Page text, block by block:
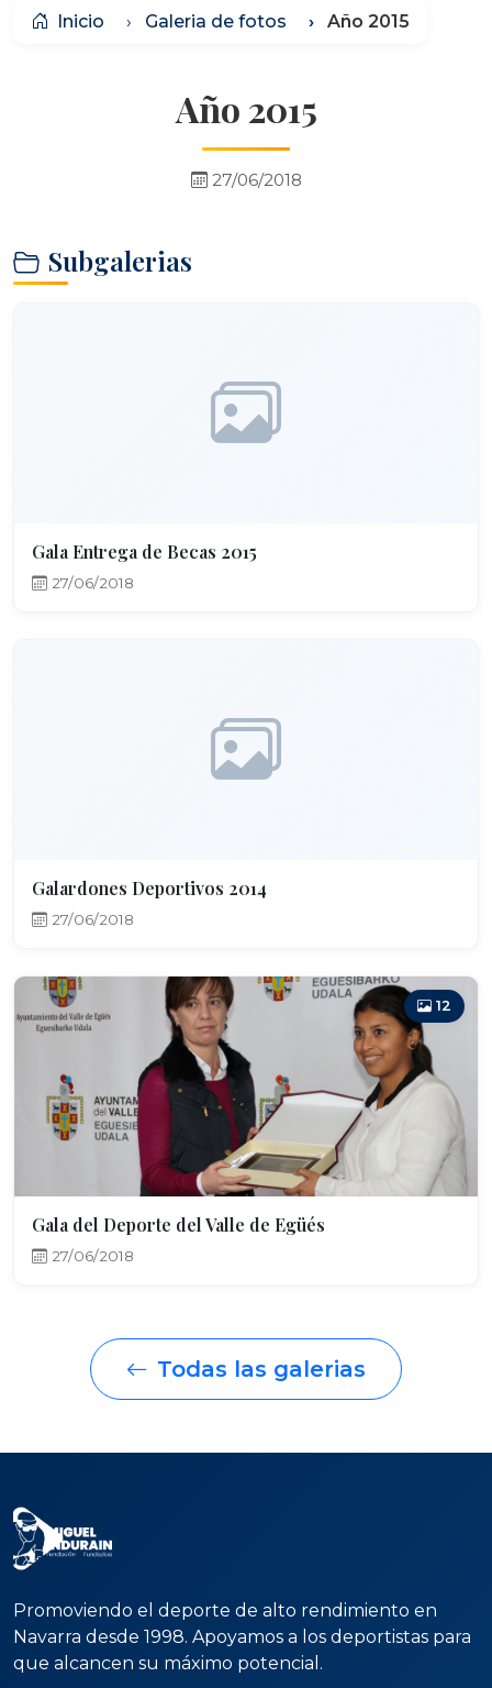
Inicio Galeria de fotos Año 2015
Año 2015
27/06/2018
Subgalerias
Gala Entrega de Becas 2015
27/06/2018
Galardones Deportivos 2014
27/06/2018
12
Gala del Deporte del Valle de Egüés
27/06/2018
Todas las galerias
Promoviendo el deporte de alto rendimiento en
Navarra desde 1998. Apoyamos a los deportistas para
que alcancen su máximo potencial.